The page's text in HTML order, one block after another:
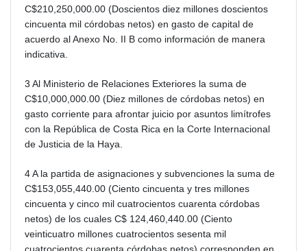
C$210,250,000.00 (Doscientos diez millones doscientos
cincuenta mil córdobas netos) en gasto de capital de
acuerdo al Anexo No. II B como información de manera
indicativa.
3 Al Ministerio de Relaciones Exteriores la suma de
C$10,000,000.00 (Diez millones de córdobas netos) en
gasto corriente para afrontar juicio por asuntos limítrofes
con la República de Costa Rica en la Corte Internacional
de Justicia de la Haya.
4 A la partida de asignaciones y subvenciones la suma de
C$153,055,440.00 (Ciento cincuenta y tres millones
cincuenta y cinco mil cuatrocientos cuarenta córdobas
netos) de los cuales C$ 124,460,440.00 (Ciento
veinticuatro millones cuatrocientos sesenta mil